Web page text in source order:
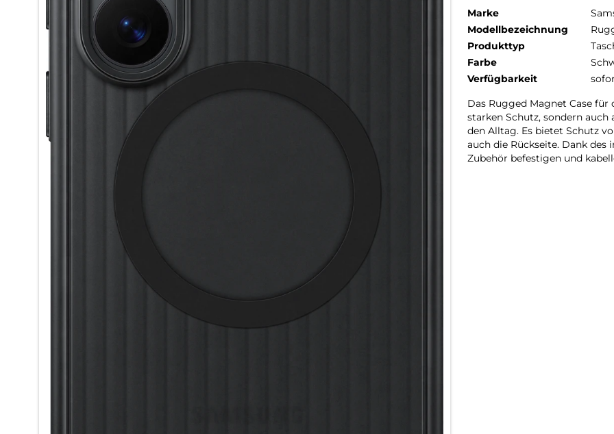
Marke
Modellbezeichnung
Produkttyp
Farbe
Verfügbarkeit
Das Rugged Magnet Case für
starken Schutz, sondern
den Alltag. Es bietet Schutz
auch die Rückseite. Dank
Zubehör befestigen und